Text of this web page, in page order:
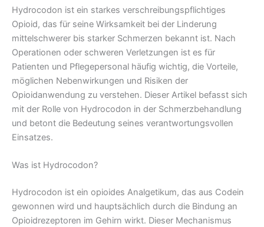
Hydrocodon ist ein starkes verschreibungspflichtiges
Opioid, das für seine Wirksamkeit bei der Linderung
mittelschwerer bis starker Schmerzen bekannt ist. Nach
Operationen oder schweren Verletzungen ist es für
Patienten und Pflegepersonal häufig wichtig, die Vorteile,
möglichen Nebenwirkungen und Risiken der
Opioidanwendung zu verstehen. Dieser Artikel befasst sich
mit der Rolle von Hydrocodon in der Schmerzbehandlung
und betont die Bedeutung seines verantwortungsvollen
Einsatzes.
Was ist Hydrocodon?
Hydrocodon ist ein opioides Analgetikum, das aus Codein
gewonnen wird und hauptsächlich durch die Bindung an
Opioidrezeptoren im Gehirn wirkt. Dieser Mechanismus